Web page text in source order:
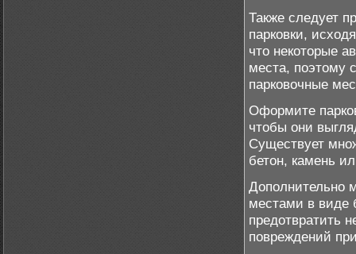
Также следует
парковки,
что некоторые
места, поэтому
парковочные
Оформите
чтобы они
Существует
бетон, камень
Дополнительно
местами в виде
предотвратить
повреждений